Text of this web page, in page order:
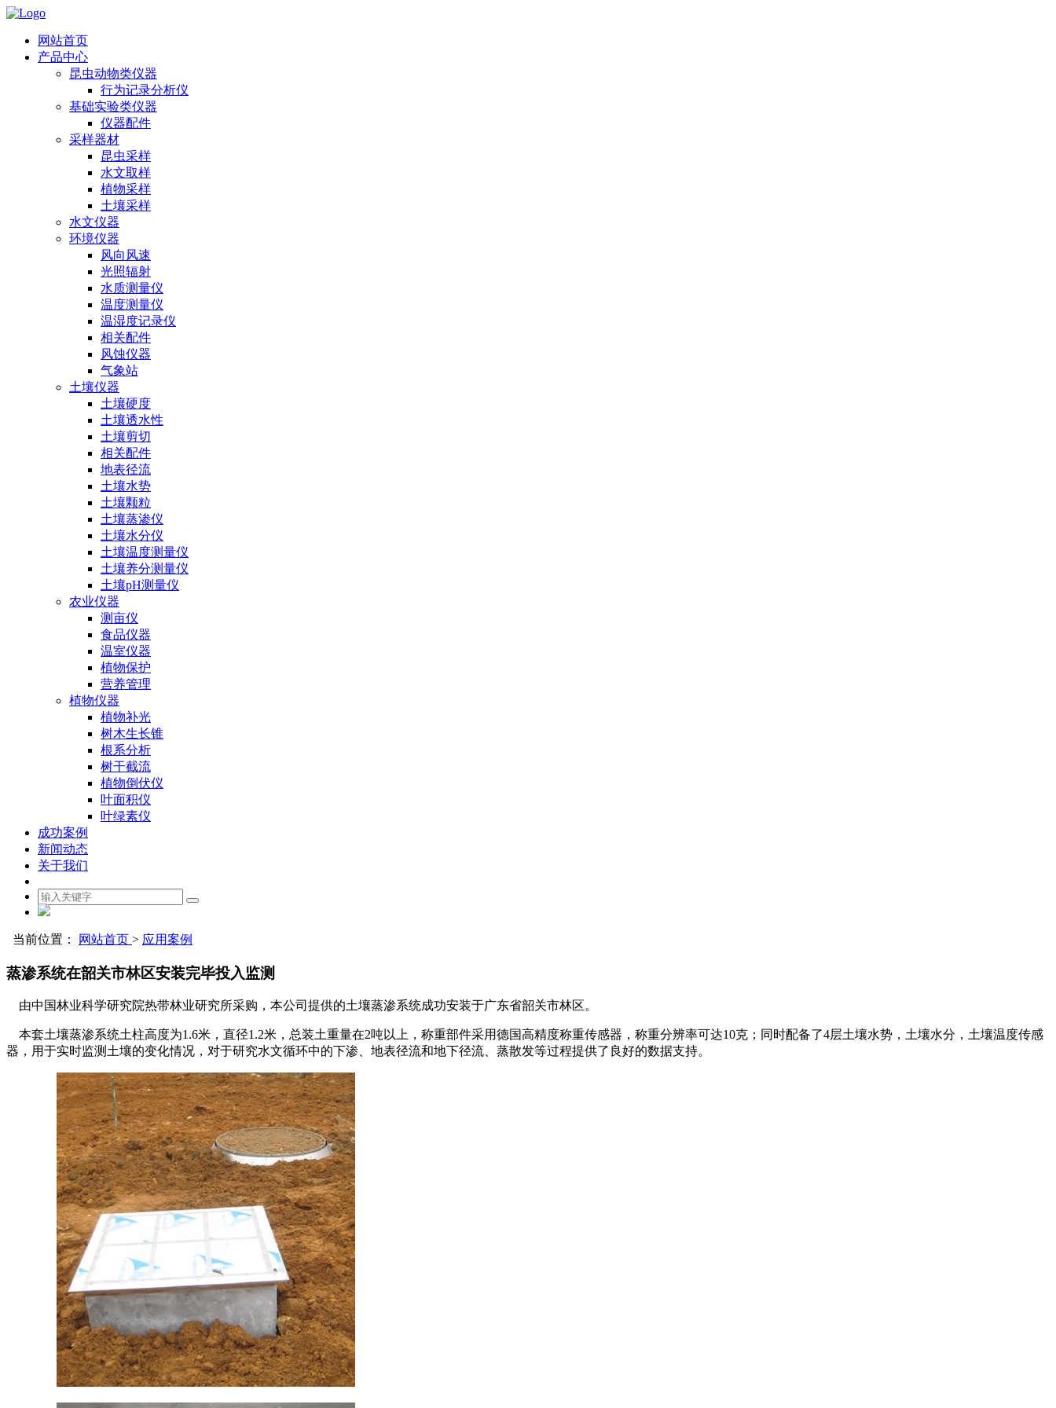
网站首页
产品中心
昆虫动物类仪器
行为记录分析仪
基础实验类仪器
仪器配件
采样器材
昆虫采样
水文取样
植物采样
土壤采样
水文仪器
环境仪器
风向风速
光照辐射
水质测量仪
温度测量仪
温湿度记录仪
相关配件
风蚀仪器
气象站
土壤仪器
土壤硬度
土壤透水性
土壤剪切
相关配件
地表径流
土壤水势
土壤颗粒
土壤蒸渗仪
土壤水分仪
土壤温度测量仪
土壤养分测量仪
土壤pH测量仪
农业仪器
测亩仪
食品仪器
温室仪器
植物保护
营养管理
植物仪器
植物补光
树木生长锥
根系分析
树干截流
植物倒伏仪
叶面积仪
叶绿素仪
成功案例
新闻动态
关于我们
当前位置： 网站首页 > 应用案例
蒸渗系统在韶关市林区安装完毕投入监测
由中国林业科学研究院热带林业研究所采购，本公司提供的土壤蒸渗系统成功安装于广东省韶关市林区。
本套土壤蒸渗系统土柱高度为1.6米，直径1.2米，总装土重量在2吨以上，称重部件采用德国高精度称重传感器，称重分辨率可达10克；同时配备了4层土壤水势，土壤水分，土壤温度传感
器，用于实时监测土壤的变化情况，对于研究水文循环中的下渗、地表径流和地下径流、蒸散发等过程提供了良好的数据支持。